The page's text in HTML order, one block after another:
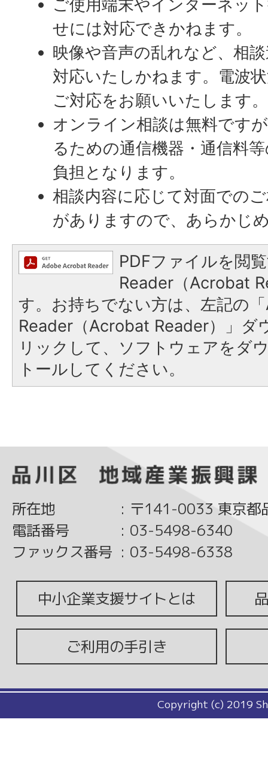
ご使用端末やインターネッ
せには対応できかねます。
映像や音声の乱れなど、相
対応いたしかねます。電波
ご対応をお願いいたします。
オンライン相談は無料です
るための通信機器・通信料
負担となります。
相談内容に応じて対面での
がありますので、あらかじ
PDFファイルを閲
Reader（Acrobat
す。お持ちでない方は、左記の
Reader（Acrobat Reader）」ダ
リックして、ソフトウェアをダ
トールしてください。
所在地 : 〒141-0033 東京都
電話番号
: 03-5498-6340
ファックス番号 : 03-5498-6338
中小企業支援サイトとは
ご利用の手引き
Copyright (c) 2019